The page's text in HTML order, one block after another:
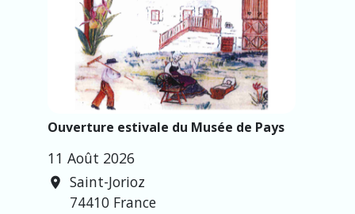
Ouverture estivale du Musée de Pays
11 Août 2026
location_on Saint-Jorioz
74410 France